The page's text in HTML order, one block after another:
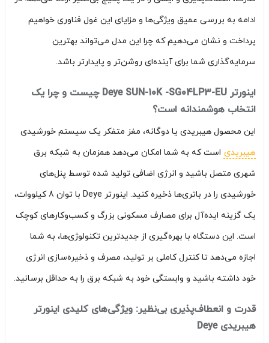
ادامه به بررسی عمیق ویژگی‌ها و مزایای این غول فناوری خواهیم
پرداخت و نشان می‌دهیم که چرا این مدل می‌تواند بهترین
سرمایه‌گذاری شما برای آینده‌ای روشن‌تر و پایدارتر باشد.
اینورتر Deye SUN-10K -SG04LP3-EU چیست و چرا یک
انتخاب هوشمندانه است؟
این محصول هیبریدی یا دوگانه، مغز متفکر یک سیستم خورشیدی
هیبریدی است که به شما امکان می‌دهد همزمان به شبکه برق
شهری متصل باشید و انرژی اضافی تولید شده توسط پنل‌های
خورشیدی را در باتری‌ها ذخیره کنید. اینورتر Deye با توان 8 کیلووات،
یک گزینه ایده‌آل برای مصارف مسکونی بزرگ و کسب‌وکارهای کوچک
است. این دستگاه با بهره‌گیری از جدیدترین تکنولوژی‌ها، به شما
اجازه می‌دهد تا کنترل کاملی بر تولید، مصرف و ذخیره‌سازی انرژی
خود داشته باشید و وابستگی خود به شبکه برق را به حداقل برسانید.
قدرت و انعطاف‌پذیری بی‌نظیر: ویژگی‌های کلیدی اینورتر
هیبریدی Deye